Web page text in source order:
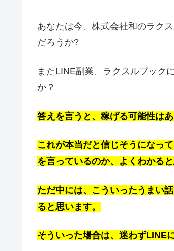
あなたは今、株式会社和のラク
だろうか?
またLINE副業、ラクスルブック
か？
答えを言うと、稼げる可能性はあ
これが本当だと信じそうになっ
を言っているのか、よくわかると
ただ中には、こういったうまい
ると思います。
そういった場合は、迷わずLINE